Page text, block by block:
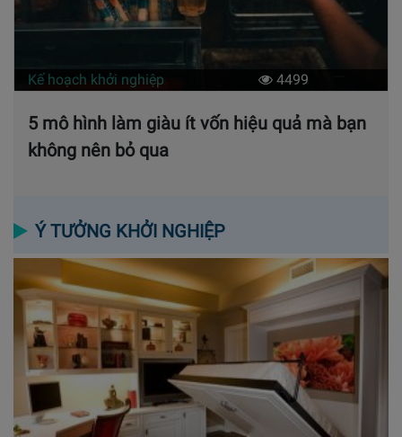
Kế hoạch khởi nghiệp 4499
5 mô hình làm giàu ít vốn hiệu quả mà bạn
không nên bỏ qua
Ý TƯỞNG KHỞI NGHIỆP